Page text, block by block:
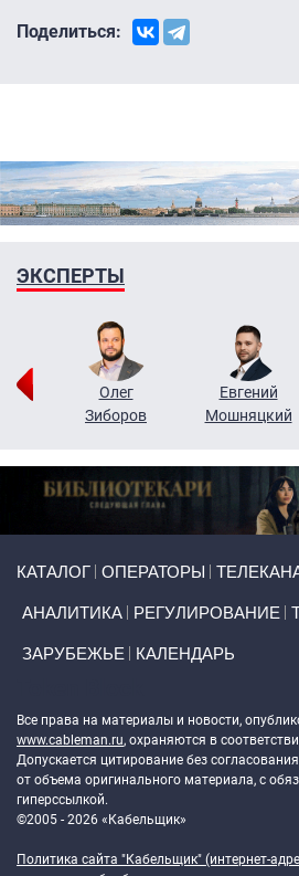
Поделиться:
ЭКСПЕРТЫ
Олег
Зиборов
Евгений
Мошняцкий
КАТАЛОГ ОПЕРАТОРЫ
АНАЛИТИКА РЕГУЛИРОВАНИЕ
ЗАРУБЕЖЬЕ КАЛЕНДАРЬ
Все права на материалы и новости,
www.cableman.ru, охраняются в
Допускается цитирование без
от объема оригинального материала, с
гиперссылкой.
©2005 - 2026 «Кабельщик»
Политика сайта "Кабельщик" (интернет-